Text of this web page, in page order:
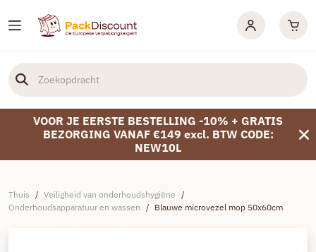
VOOR JE EERSTE BESTELLING -10% + GRATIS
BEZORGING VANAF €149 excl. BTW CODE:
NEW10L
Thuis / Veiligheid van onderhoudshygiëne /
Onderhoudsapparatuur en wassen / Blauwe microvezel mop 50x60cm